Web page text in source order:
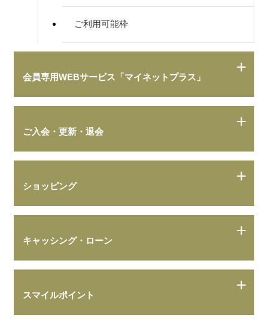
ご利用可能枠
会員専用WEBサービス「マイネットプラス」
ご入会・更新・退会
ショッピング
キャッシング・ローン
スマイルポイント